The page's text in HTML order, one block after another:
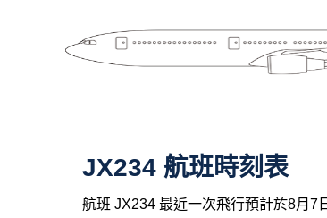
JX234 航班時刻表
航班 JX234 最近一次飛行預計於8月7